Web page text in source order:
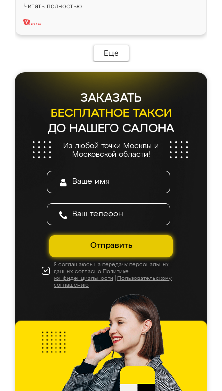
вполне довольна. Служит кухня уже почти
два года, нареканий нет.
Читать полностью
Еще
ЗАКАЗАТЬ
БЕСПЛАТНОЕ ТАКСИ
ДО НАШЕГО САЛОНА
Из любой точки Москвы и
Московской области!
Отправить
Я соглашаюсь на передачу персональных
данных согласно Политике
конфиденциальности
Пользовательскому
соглашению